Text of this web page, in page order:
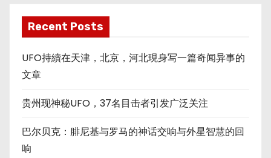
Recent Posts
UFO持續在天津，北京，河北現身写一篇奇闻异事的
文章
贵州现神秘UFO，37名目击者引发广泛关注
巴尔贝克：腓尼基与罗马的神话交响与外星智慧的回
响